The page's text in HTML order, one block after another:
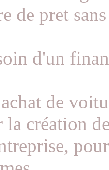
de pret
d'un
de
la création